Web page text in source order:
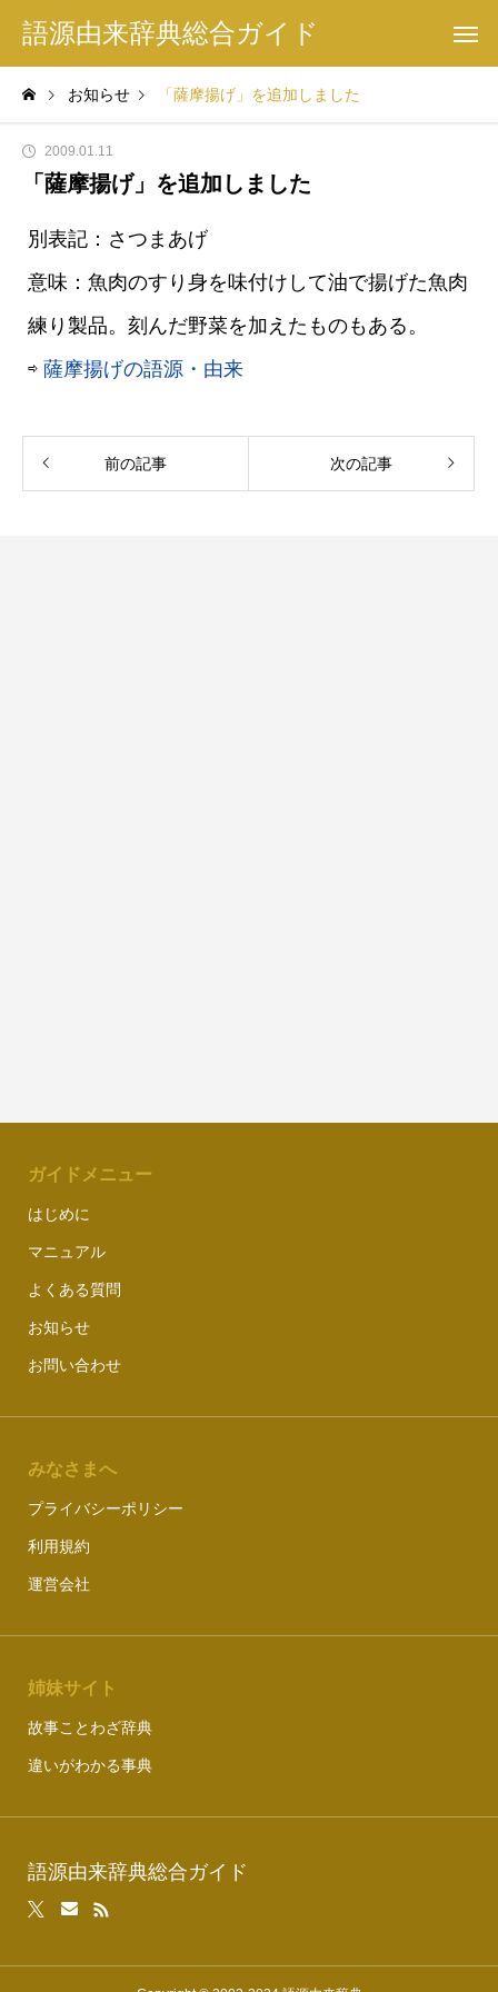
語源由来辞典総合ガイド
お知らせ 「薩摩揚げ」を追加しました
2009.01.11
「薩摩揚げ」を追加しました
別表記：さつまあげ
意味：魚肉のすり身を味付けして油で揚げた魚肉
練り製品。刻んだ野菜を加えたものもある。
⇨ 薩摩揚げの語源・由来
前の記事 次の記事
ガイドメニュー
はじめに
マニュアル
よくある質問
お知らせ
お問い合わせ
みなさまへ
プライバシーポリシー
利用規約
運営会社
姉妹サイト
故事ことわざ辞典
違いがわかる事典
語源由来辞典総合ガイド